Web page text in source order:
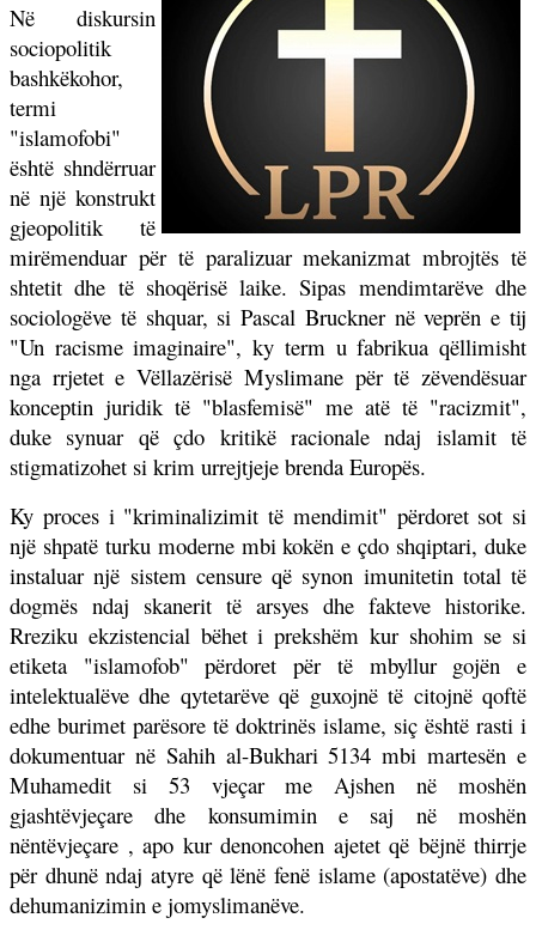
Në diskursin
sociopolitik
bashkëkohor,
termi
"islamofobi"
është shndërruar
në një konstrukt
gjeopolitik të
mirëmenduar për të paralizuar mekanizmat mbrojtës të
shtetit dhe të shoqërisë laike. Sipas mendimtarëve dhe
sociologëve të shquar, si Pascal Bruckner në veprën e tij
"Un racisme imaginaire", ky term u fabrikua qëllimisht
nga rrjetet e Vëllazërisë Myslimane për të zëvendësuar
konceptin juridik të "blasfemisë" me atë të "racizmit",
duke synuar që çdo kritikë racionale ndaj islamit të
stigmatizohet si krim urrejtjeje brenda Europës.
Ky proces i "kriminalizimit të mendimit" përdoret sot si
një shpatë turku moderne mbi kokën e çdo shqiptari, duke
instaluar një sistem censure që synon imunitetin total të
dogmës ndaj skanerit të arsyes dhe fakteve historike.
Rreziku ekzistencial bëhet i prekshëm kur shohim se si
etiketa "islamofob" përdoret për të mbyllur gojën e
intelektualëve dhe qytetarëve që guxojnë të citojnë qoftë
edhe burimet parësore të doktrinës islame, siç është rasti i
dokumentuar në Sahih al-Bukhari 5134 mbi martesën e
Muhamedit si 53 vjeçar me Ajshen në moshën
gjashtëvjeçare dhe konsumimin e saj në moshën
nëntëvjeçare , apo kur denoncohen ajetet që bëjnë thirrje
për dhunë ndaj atyre që lënë fenë islame (apostatëve) dhe
dehumanizimin e jomyslimanëve.